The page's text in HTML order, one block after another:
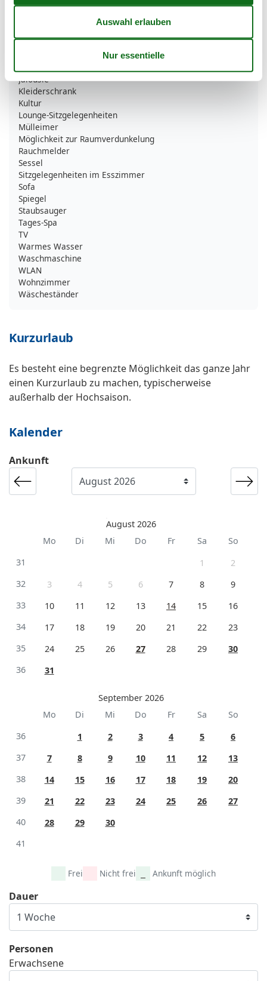
Einkaufen
Heizung
Jalousie
Kleiderschrank
Kultur
Lounge-Sitzgelegenheiten
Mülleimer
Möglichkeit zur Raumverdunkelung
Rauchmelder
Sessel
Sitzgelegenheiten im Esszimmer
Sofa
Spiegel
Staubsauger
Tages-Spa
TV
Warmes Wasser
Waschmaschine
WLAN
Wohnzimmer
Wäscheständer
Kurzurlaub
Es besteht eine begrenzte Möglichkeit das ganze Jahr
einen Kurzurlaub zu machen, typischerweise
außerhalb der Hochsaison.
Kalender
Ankunft
August 2026
Mo
Di Mi Do Fr Sa
So
31
1
2
32
3 4 5 6 7 8
9
33
10 11 12 13 14 15
16
34
17 18 19 20 21 22
23
35
24 25 26 27 28 29
30
36
31
September 2026
Mo
Di Mi Do Fr Sa
So
36
1 2 3 4 5
6
37
7 8 9 10 11 12
13
38
14 15 16 17 18 19
20
39
21 22 23 24 25 26
27
40
28 29
30
41
Frei Nicht frei Ankunft möglich
Dauer
Personen
Erwachsene